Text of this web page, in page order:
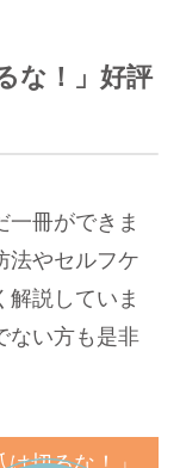
な！」好評
一冊ができま
法やセルフケ
解説していま
ない方も是非
切るな！」